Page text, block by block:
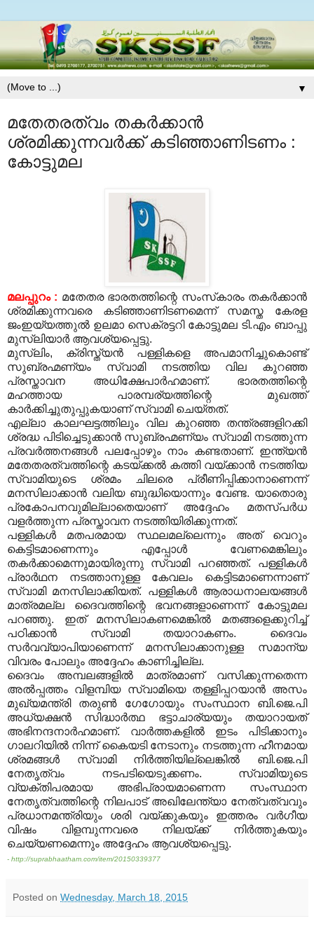
▼
മതേതരത്വം തകര്‍ക്കാന്‍
ശ്രമിക്കുന്നവര്‍ക്ക് കടിഞ്ഞാണിടണം :
കോട്ടുമല
മലപ്പുറം : മതേതര ഭാരതത്തിന്റെ സംസ്‌കാരം തകര്‍ക്കാന്‍
ശ്രമിക്കുന്നവരെ കടിഞ്ഞാണിടണമെന്ന് സമസ്ത കേരള
ജംഇയ്യത്തുല്‍ ഉലമാ സെക്രട്ടറി കോട്ടുമല ടി.എം ബാപ്പു
മുസ്‌ലിയാര്‍ ആവശ്യപ്പെട്ടു.
മുസ്‌ലിം, ക്രിസ്ത്യന്‍ പള്ളികളെ അപമാനിച്ചുകൊണ്ട്
സുബ്രഹ്മണ്യം സ്വാമി നടത്തിയ വില കുറഞ്ഞ
പ്രസ്താവന അധിക്ഷേപാര്‍ഹമാണ്. ഭാരതത്തിന്റെ
മഹത്തായ പാരമ്പര്യത്തിന്റെ മുഖത്ത്
കാര്‍ക്കിച്ചുതുപ്പുകയാണ് സ്വാമി ചെയ്തത്.
എല്ലാ കാലഘട്ടത്തിലും വില കുറഞ്ഞ തന്ത്രങ്ങളിറക്കി
ശ്രദ്ധ പിടിച്ചെടുക്കാന്‍ സുബ്രഹ്മണ്യം സ്വാമി നടത്തുന്ന
പ്രവര്‍ത്തനങ്ങള്‍ പലപ്പോഴും നാം കണ്ടതാണ്. ഇന്ത്യന്‍
മതേതരത്വത്തിന്റെ കടയ്ക്കല്‍ കത്തി വയ്ക്കാന്‍ നടത്തിയ
സ്വാമിയുടെ ശ്രമം ചിലരെ പ്രീണിപ്പിക്കാനാണെന്ന്
മനസിലാക്കാന്‍ വലിയ ബുദ്ധിയൊന്നും വേണ്ട. യാതൊരു
പ്രകോപനവുമില്ലാതെയാണ് അദ്ദേഹം മതസ്പര്‍ധ
വളര്‍ത്തുന്ന പ്രസ്താവന നടത്തിയിരിക്കുന്നത്.
പള്ളികള്‍ മതപരമായ സ്ഥലമല്ലെന്നും അത് വെറും
കെട്ടിടമാണെന്നും എപ്പോള്‍ വേണമെങ്കിലും
തകര്‍ക്കാമെന്നുമായിരുന്നു സ്വാമി പറഞ്ഞത്. പള്ളികള്‍
പ്രാര്‍ഥന നടത്താനുള്ള കേവലം കെട്ടിടമാണെന്നാണ്
സ്വാമി മനസിലാക്കിയത്. പള്ളികള്‍ ആരാധനാലയങ്ങള്‍
മാത്രമല്ല ദൈവത്തിന്റെ ഭവനങ്ങളാണെന്ന് കോട്ടുമല
പറഞ്ഞു. ഇത് മനസിലാകണമെങ്കില്‍ മതങ്ങളെക്കുറിച്ച്
പഠിക്കാന്‍ സ്വാമി തയാറാകണം. ദൈവം
സര്‍വവ്യാപിയാണെന്ന് മനസിലാക്കാനുള്ള സമാന്യ
വിവരം പോലും അദ്ദേഹം കാണിച്ചില്ല.
ദൈവം അമ്പലങ്ങളില്‍ മാത്രമാണ് വസിക്കുന്നതെന്ന
അല്‍പ്പത്തം വിളമ്പിയ സ്വാമിയെ തള്ളിപ്പറയാന്‍ അസം
മുഖ്യമന്ത്രി തരുണ്‍ ഗേഗോയും സംസ്ഥാന ബി.ജെ.പി
അധ്യക്ഷന്‍ സിദ്ധാര്‍ത്ഥ ഭട്ടാചാര്യയും തയാറായത്
അഭിനന്ദനാര്‍ഹമാണ്. വാര്‍ത്തകളില്‍ ഇടം പിടിക്കാനും
ഗാലറിയില്‍ നിന്ന് കൈയടി നേടാനും നടത്തുന്ന ഹീനമായ
ശ്രമങ്ങള്‍ സ്വാമി നിര്‍ത്തിയില്ലെങ്കില്‍ ബി.ജെ.പി
നേതൃത്വം നടപടിയെടുക്കണം. സ്വാമിയുടെ
വ്യക്തിപരമായ അഭിപ്രായമാണെന്ന സംസ്ഥാന
നേതൃത്വത്തിന്റെ നിലപാട് അഖിലേന്ത്യാ നേത്വത്വവും
പ്രധാനമന്ത്രിയും ശരി വയ്ക്കുകയും ഇത്തരം വര്‍ഗീയ
വിഷം വിളമ്പുന്നവരെ നിലയ്ക്ക് നിര്‍ത്തുകയും
ചെയ്യണമെന്നും അദ്ദേഹം ആവശ്യപ്പെട്ടു.
- http://suprabhaatham.com/item/20150339377
Posted on Wednesday, March 18, 2015